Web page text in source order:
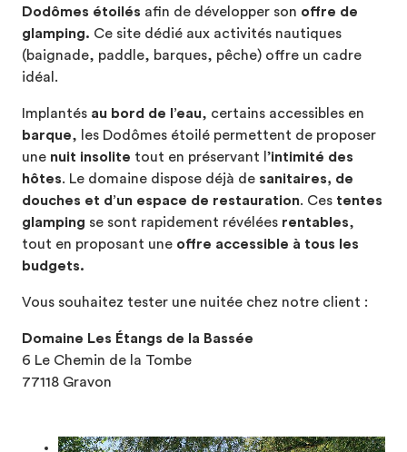
Dodômes étoilés afin de développer son offre de
glamping. Ce site dédié aux activités nautiques
(baignade, paddle, barques, pêche) offre un cadre
idéal.
Implantés au bord de l’eau, certains accessibles en
barque, les Dodômes étoilé permettent de proposer
une nuit insolite tout en préservant l’intimité des
hôtes. Le domaine dispose déjà de sanitaires, de
douches et d’un espace de restauration. Ces tentes
glamping se sont rapidement révélées rentables,
tout en proposant une offre accessible à tous les
budgets.
Vous souhaitez tester une nuitée chez notre client :
Domaine Les Étangs de la Bassée
6 Le Chemin de la Tombe
77118 Gravon